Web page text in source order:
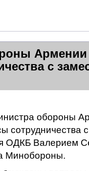
Армении
с
обороны
сотрудничества
ОДКБ Валерием
Минобороны.